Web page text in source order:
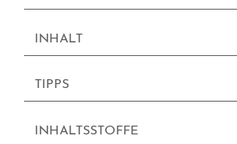
INHALT
TIPPS
INHALTSSTOFFE